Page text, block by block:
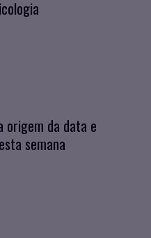
origem da data e
semana